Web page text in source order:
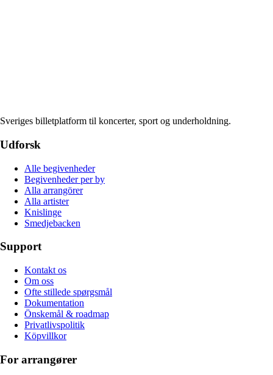
Sveriges billetplatform til koncerter, sport og underholdning.
Udforsk
Alle begivenheder
Begivenheder per by
Alla arrangörer
Alla artister
Knislinge
Smedjebacken
Support
Kontakt os
Om oss
Ofte stillede spørgsmål
Dokumentation
Önskemål & roadmap
Privatlivspolitik
Köpvillkor
For arrangører